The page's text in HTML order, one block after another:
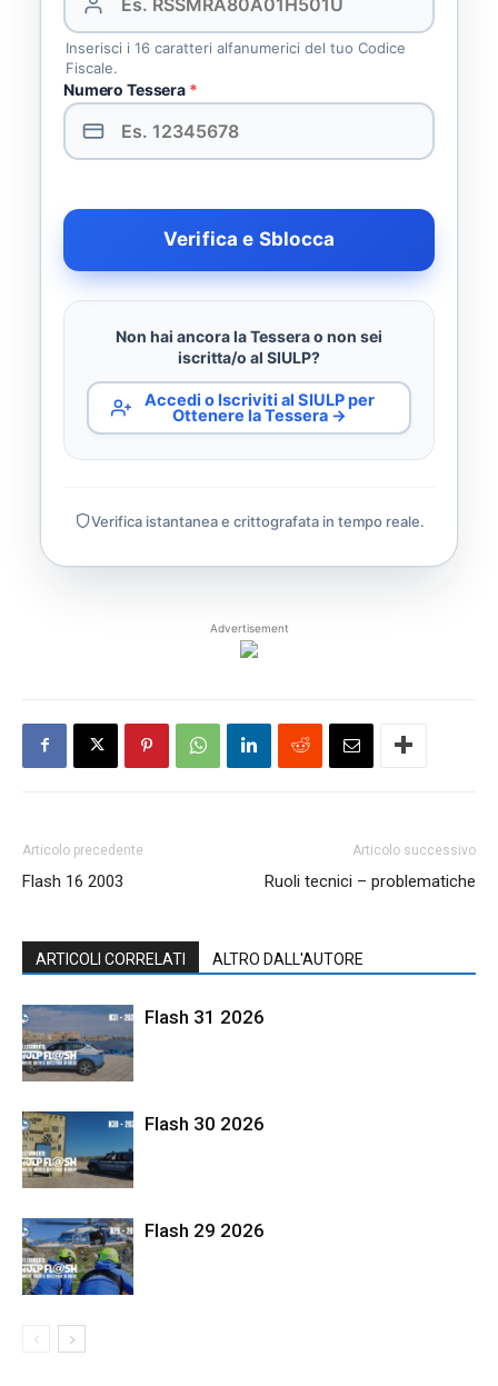
Inserisci i 16 caratteri alfanumerici del tuo Codice
Fiscale.
Numero Tessera *
Verifica e Sblocca
Non hai ancora la Tessera o non sei
iscritta/o al SIULP?
Accedi o Iscriviti al SIULP per
Ottenere la Tessera →
Verifica istantanea e crittografata in tempo reale.
Advertisement
Articolo precedente
Flash 16 2003
Articolo successivo
Ruoli tecnici – problematiche
ARTICOLI CORRELATI ALTRO DALL'AUTORE
Flash 31 2026
Flash 30 2026
Flash 29 2026